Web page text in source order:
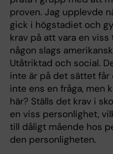
proven. Jag upplevde
gick i högstadiet och
krav på att vara en
någon slags
Utåtriktad och social.
inte är på det sättet
inte ens en fråga, men
här? Ställs det krav i
en viss personlighet,
till dåligt mående hos
den personligheten.